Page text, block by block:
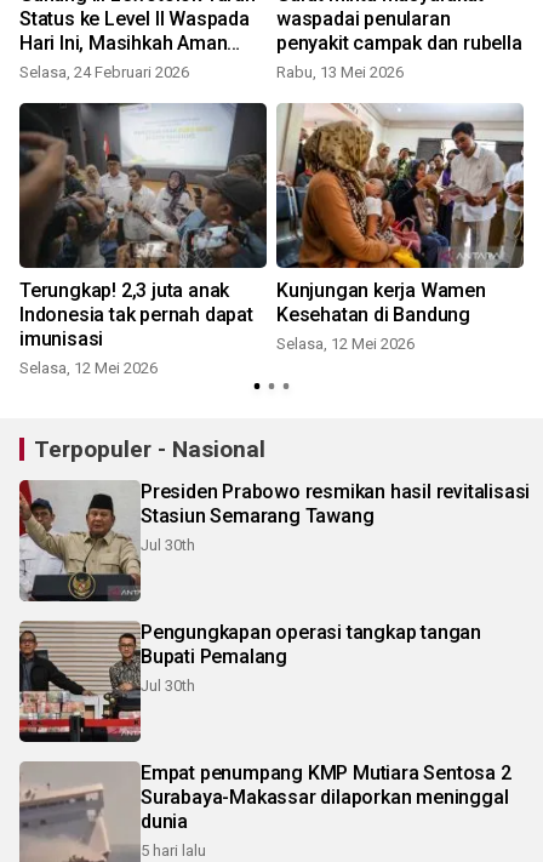
Status ke Level II Waspada
Hari Ini, Masihkah Aman
untuk Warga?
Selasa, 24 Februari 2026
waspadai penularan
penyakit campak dan rubella
Rabu, 13 Mei 2026
Terungkap! 2,3 juta anak
Indonesia tak pernah dapat
imunisasi
Selasa, 12 Mei 2026
Kunjungan kerja Wamen
Kesehatan di Bandung
Selasa, 12 Mei 2026
Terpopuler - Nasional
Presiden Prabowo resmikan hasil revitalisasi
Stasiun Semarang Tawang
Jul 30th
Pengungkapan operasi tangkap tangan
Bupati Pemalang
Jul 30th
Empat penumpang KMP Mutiara Sentosa 2
Surabaya-Makassar dilaporkan meninggal
dunia
5 hari lalu